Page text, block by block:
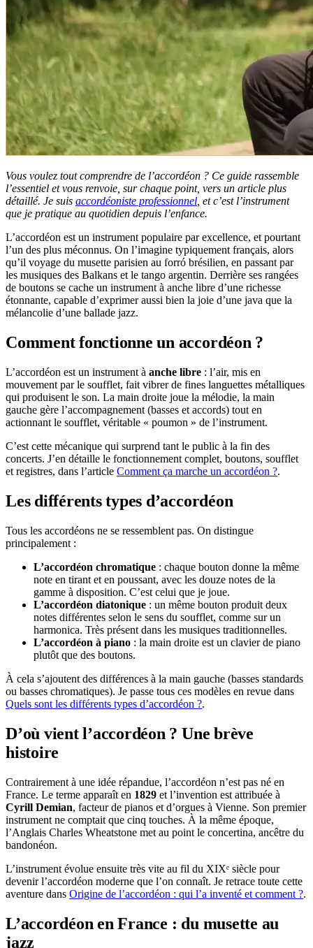
Vous voulez tout comprendre de l’accordéon ? Ce guide rassemble
l’essentiel et vous renvoie, sur chaque point, vers un article plus
détaillé. Je suis accordéoniste professionnel, et c’est l’instrument
que je pratique au quotidien depuis l’enfance.
L’accordéon est un instrument populaire par excellence, et pourtant
l’un des plus méconnus. On l’imagine typiquement français, alors
qu’il voyage du musette parisien au forró brésilien, en passant par
les musiques des Balkans et le tango argentin. Derrière ses rangées
de boutons se cache un instrument à anche libre d’une richesse
étonnante, capable d’exprimer aussi bien la joie d’une java que la
mélancolie d’une ballade jazz.
Comment fonctionne un accordéon ?
L’accordéon est un instrument à anche libre : l’air, mis en
mouvement par le soufflet, fait vibrer de fines languettes métalliques
qui produisent le son. La main droite joue la mélodie, la main
gauche gère l’accompagnement (basses et accords) tout en
actionnant le soufflet, véritable « poumon » de l’instrument.
C’est cette mécanique qui surprend tant le public à la fin des
concerts. J’en détaille le fonctionnement complet, boutons, soufflet
et registres, dans l’article Comment ça marche un accordéon ?.
Les différents types d’accordéon
Tous les accordéons ne se ressemblent pas. On distingue
principalement :
L’accordéon chromatique : chaque bouton donne la même
note en tirant et en poussant, avec les douze notes de la
gamme à disposition. C’est celui que je joue.
L’accordéon diatonique : un même bouton produit deux
notes différentes selon le sens du soufflet, comme sur un
harmonica. Très présent dans les musiques traditionnelles.
L’accordéon à piano : la main droite est un clavier de piano
plutôt que des boutons.
À cela s’ajoutent des différences à la main gauche (basses standards
ou basses chromatiques). Je passe tous ces modèles en revue dans
Quels sont les différents types d’accordéon ?.
D’où vient l’accordéon ? Une brève
histoire
Contrairement à une idée répandue, l’accordéon n’est pas né en
France. Le terme apparaît en 1829 et l’invention est attribuée à
Cyrill Demian, facteur de pianos et d’orgues à Vienne. Son premier
instrument ne comptait que cinq touches. À la même époque,
l’Anglais Charles Wheatstone met au point le concertina, ancêtre du
bandonéon.
L’instrument évolue ensuite très vite au fil du XIXᵉ siècle pour
devenir l’accordéon moderne que l’on connaît. Je retrace toute cette
aventure dans Origine de l’accordéon : qui l’a inventé et comment ?.
L’accordéon en France : du musette au
jazz